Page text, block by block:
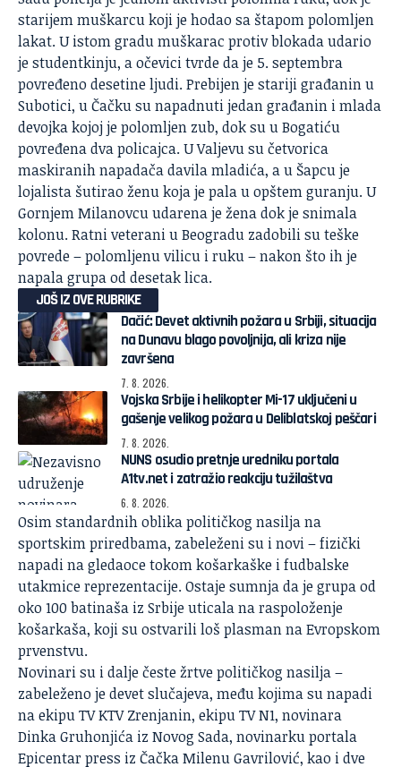
starijem muškarcu koji je hodao sa štapom polomljen
lakat. U istom gradu muškarac protiv blokada udario
je studentkinju, a očevici tvrde da je 5. septembra
povređeno desetine ljudi. Prebijen je stariji građanin u
Subotici, u Čačku su napadnuti jedan građanin i mlada
devojka kojoj je polomljen zub, dok su u Bogatiću
povređena dva policajca. U Valjevu su četvorica
maskiranih napadača davila mladića, a u Šapcu je
lojalista šutirao ženu koja je pala u opštem guranju. U
Gornjem Milanovcu udarena je žena dok je snimala
kolonu. Ratni veterani u Beogradu zadobili su teške
povrede – polomljenu vilicu i ruku – nakon što ih je
napala grupa od desetak lica.
JOŠ IZ OVE RUBRIKE
Dačić: Devet aktivnih požara u Srbiji, situacija
na Dunavu blago povoljnija, ali kriza nije
završena
7. 8. 2026.
Vojska Srbije i helikopter Mi-17 uključeni u
gašenje velikog požara u Deliblatskoj peščari
7. 8. 2026.
NUNS osudio pretnje uredniku portala
A1tv.net i zatražio reakciju tužilaštva
6. 8. 2026.
Osim standardnih oblika političkog nasilja na
sportskim priredbama, zabeleženi su i novi – fizički
napadi na gledaoce tokom košarkaške i fudbalske
utakmice reprezentacije. Ostaje sumnja da je grupa od
oko 100 batinaša iz Srbije uticala na raspoloženje
košarkaša, koji su ostvarili loš plasman na Evropskom
prvenstvu.
Novinari su i dalje česte žrtve političkog nasilja –
zabeleženo je devet slučajeva, među kojima su napadi
na ekipu TV KTV Zrenjanin, ekipu TV N1, novinara
Dinka Gruhonjića iz Novog Sada, novinarku portala
Epicentar press iz Čačka Milenu Gavrilović, kao i dve